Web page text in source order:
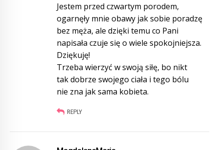
Jestem przed czwartym porodem,
ogarnęły mnie obawy jak sobie poradzę
bez męża, ale dzięki temu co Pani
napisała czuje się o wiele spokojniejsza.
Dziękuję!
Trzeba wierzyć w swoją siłę, bo nikt
tak dobrze swojego ciała i tego bólu
nie zna jak sama kobieta.
REPLY